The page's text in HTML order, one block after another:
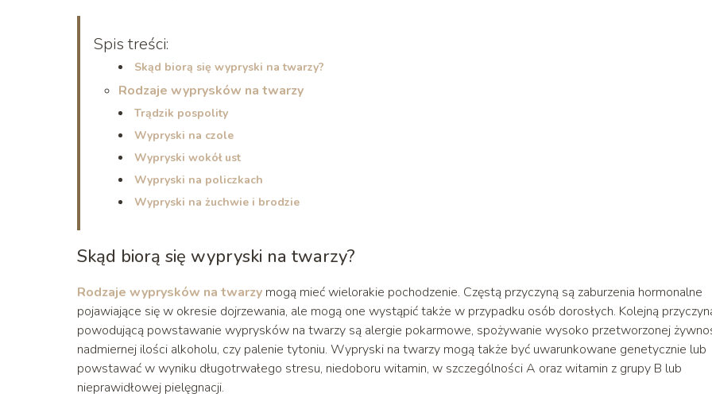
Spis treści:
Skąd biorą się wypryski na twarzy?
Rodzaje wyprysków na twarzy
Trądzik pospolity
Wypryski na czole
Wypryski wokół ust
Wypryski na policzkach
Wypryski na żuchwie i brodzie
Skąd biorą się wypryski na twarzy?
Rodzaje wyprysków na twarzy mogą mieć wielorakie pochodzenie. Częstą przyczyną są zaburzenia hormonalne
pojawiające się w okresie dojrzewania, ale mogą one wystąpić także w przypadku osób dorosłych. Kolejną
powodującą powstawanie wyprysków na twarzy są alergie pokarmowe, spożywanie wysoko przetworzonej
nadmiernej ilości alkoholu, czy palenie tytoniu. Wypryski na twarzy mogą także być uwarunkowane genetycznie lub
powstawać w wyniku długotrwałego stresu, niedoboru witamin, w szczególności A oraz witamin z grupy B lub
nieprawidłowej pielęgnacji.